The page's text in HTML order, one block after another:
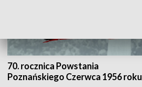
70. rocznica Powstania
Poznańskiego Czerwca 1956 roku